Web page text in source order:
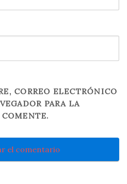
CORREO ELECTRÓNICO
PARA LA